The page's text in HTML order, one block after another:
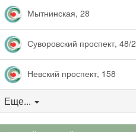
Мытнинская, 28
Суворовский проспект, 48/2
Невский проспект, 158
Еще...